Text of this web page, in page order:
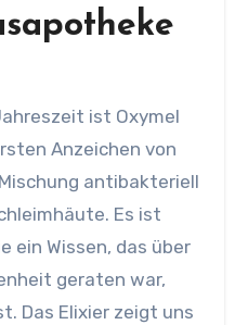
ist Oxymel
Anzeichen von
antibakteriell
Es ist
ein Wissen, das über
geraten war,
Das Elixier zeigt uns